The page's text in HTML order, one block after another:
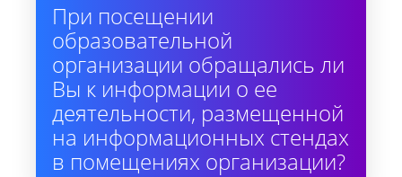
При посещении
образовательной
организации обращались ли
Вы к информации о ее
деятельности, размещенной
на информационных стендах
в помещениях организации?